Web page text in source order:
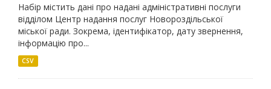
Набір містить дані про надані адміністративні послуги
відділом Центр надання послуг Новороздільської
міської ради. Зокрема, ідентифікатор, дату звернення,
інформацію про...
CSV